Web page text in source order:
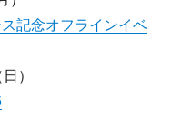
記念オフラインイベ
）